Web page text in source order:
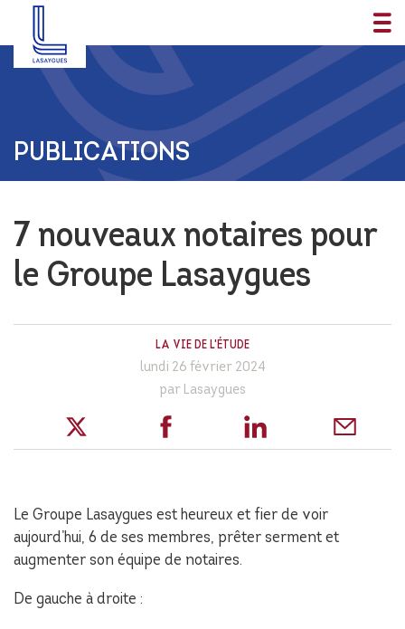
PUBLICATIONS
7 nouveaux notaires pour
le Groupe Lasaygues
LA VIE DE L'ÉTUDE
lundi 26 février 2024
par Lasaygues
Le Groupe Lasaygues est heureux et fier de voir
aujourd’hui, 6 de ses membres, prêter serment et
augmenter son équipe de notaires.
De gauche à droite :